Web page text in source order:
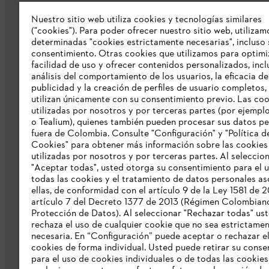
Nuestra empresa
Sobre nosostros
Prensa
Catálogo STIHL
Línea de Integridad de STIHL
Acceso Exclusivo Distribuidores STIHL
Informes de sostenibilidad
Información para nuestros
Nuestro sitio web utiliza cookies y tecnologías similares
("cookies"). Para poder ofrecer nuestro sitio web,
determinadas "cookies estrictamente necesarias", incluso
consentimiento. Otras cookies que utilizamos para
facilidad de uso y ofrecer contenidos personalizados,
análisis del comportamiento de los usuarios, la eficacia
publicidad y la creación de perfiles de usuario completos,
utilizan únicamente con su consentimiento previo. Las
utilizadas por nosotros y por terceras partes (por
o Tealium), quienes también pueden procesar sus datos
fuera de Colombia. Consulte "Configuración" y "Política
Cookies" para obtener más información sobre las cookies
utilizadas por nosotros y por terceras partes. Al
"Aceptar todas", usted otorga su consentimiento para el
todas las cookies y el tratamiento de datos personales
ellas, de conformidad con el artículo 9 de la Ley 1581 de
artículo 7 del Decreto 1377 de 2013 (Régimen
Protección de Datos). Al seleccionar "Rechazar todas"
rechaza el uso de cualquier cookie que no sea
necesaria. En “Configuración” puede aceptar o rechazar
cookies de forma individual. Usted puede retirar su
para el uso de cookies individuales o de todas las